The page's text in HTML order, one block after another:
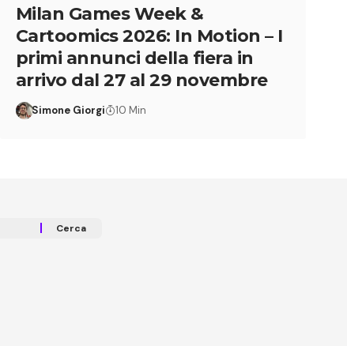
Milan Games Week &
Cartoomics 2026: In Motion – I
primi annunci della fiera in
arrivo dal 27 al 29 novembre
Simone Giorgi 10 Min